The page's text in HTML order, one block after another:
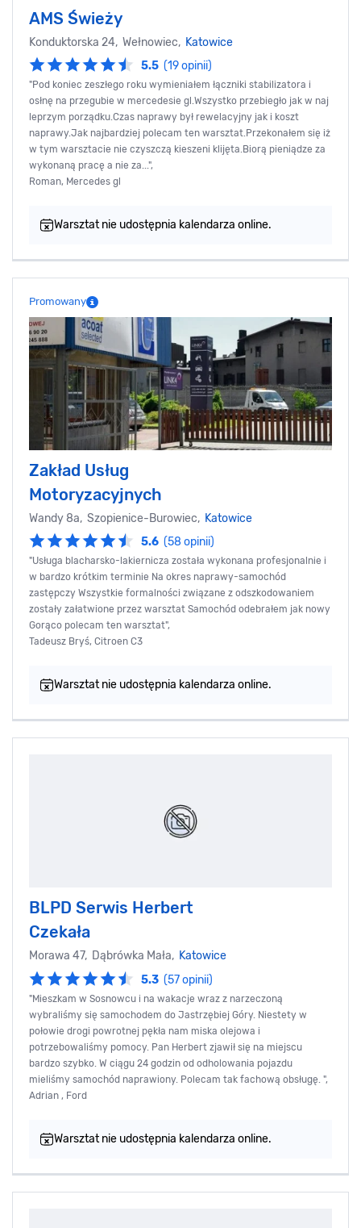
AMS Świeży
Konduktorska 24, Wełnowiec, Katowice
5.5 (19 opinii)
"Pod koniec zeszłego roku wymieniałem łączniki stabilizatora i
osłnę na przegubie w mercedesie gl.Wszystko przebiegło jak w naj
leprzym porządku.Czas naprawy był rewelacyjny jak i koszt
naprawy.Jak najbardziej polecam ten warsztat.Przekonałem się iż
w tym warsztacie nie czyszczą kieszeni klijęta.Biorą pieniądze za
wykonaną pracę a nie za...",
Roman, Mercedes gl
Warsztat nie udostępnia kalendarza online.
Promowany
Zakład Usług
Motoryzacyjnych
Wandy 8a, Szopienice-Burowiec, Katowice
5.6 (58 opinii)
"Usługa blacharsko-lakiernicza została wykonana profesjonalnie i
w bardzo krótkim terminie Na okres naprawy-samochód
zastępczy Wszystkie formalności związane z odszkodowaniem
zostały załatwione przez warsztat Samochód odebrałem jak nowy
Gorąco polecam ten warsztat",
Tadeusz Bryś, Citroen C3
Warsztat nie udostępnia kalendarza online.
BLPD Serwis Herbert
Czekała
Morawa 47, Dąbrówka Mała, Katowice
5.3 (57 opinii)
"Mieszkam w Sosnowcu i na wakacje wraz z narzeczoną
wybraliśmy się samochodem do Jastrzębiej Góry. Niestety w
połowie drogi powrotnej pękła nam miska olejowa i
potrzebowaliśmy pomocy. Pan Herbert zjawił się na miejscu
bardzo szybko. W ciągu 24 godzin od odholowania pojazdu
mieliśmy samochód naprawiony. Polecam tak fachową obsługę. ",
Adrian , Ford
Warsztat nie udostępnia kalendarza online.